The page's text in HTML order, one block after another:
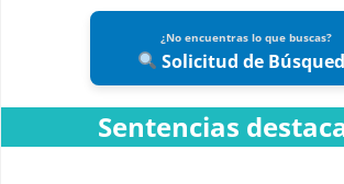
¿No encuentras lo que buscas?
Solicitud de
Sentencias